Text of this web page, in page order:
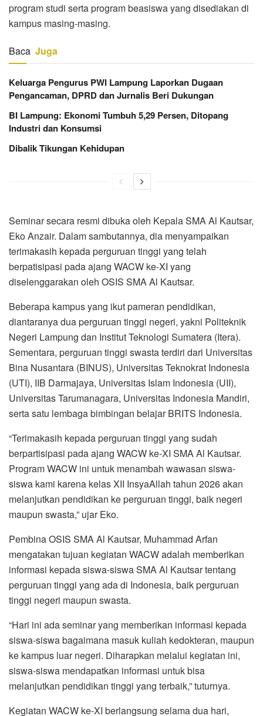
program studi serta program beasiswa yang disediakan di
kampus masing-masing.
Baca Juga
Keluarga Pengurus PWI Lampung Laporkan Dugaan
Pengancaman, DPRD dan Jurnalis Beri Dukungan
BI Lampung: Ekonomi Tumbuh 5,29 Persen, Ditopang
Industri dan Konsumsi
Dibalik Tikungan Kehidupan
Seminar secara resmi dibuka oleh Kepala SMA Al Kautsar,
Eko Anzair. Dalam sambutannya, dia menyampaikan
terimakasih kepada perguruan tinggi yang telah
berpatisipasi pada ajang WACW ke-XI yang
diselenggarakan oleh OSIS SMA Al Kautsar.
Beberapa kampus yang ikut pameran pendidikan,
diantaranya dua perguruan tinggi negeri, yakni Politeknik
Negeri Lampung dan Institut Teknologi Sumatera (Itera).
Sementara, perguruan tinggi swasta terdiri dari Universitas
Bina Nusantara (BINUS), Universitas Teknokrat Indonesia
(UTI), IIB Darmajaya, Universitas Islam Indonesia (UII),
Universitas Tarumanagara, Universitas Indonesia Mandiri,
serta satu lembaga bimbingan belajar BRITS Indonesia.
“Terimakasih kepada perguruan tinggi yang sudah
berpartisipasi pada ajang WACW ke-XI SMA Al Kautsar.
Program WACW ini untuk menambah wawasan siswa-
siswa kami karena kelas XII InsyaAllah tahun 2026 akan
melanjutkan pendidikan ke perguruan tinggi, baik negeri
maupun swasta,” ujar Eko.
Pembina OSIS SMA Al Kautsar, Muhammad Arfan
mengatakan tujuan kegiatan WACW adalah memberikan
informasi kepada siswa-siswa SMA Al Kautsar tentang
perguruan tinggi yang ada di Indonesia, baik perguruan
tinggi negeri maupun swasta.
“Hari ini ada seminar yang memberikan informasi kepada
siswa-siswa bagaimana masuk kuliah kedokteran, maupun
ke kampus luar negeri. Diharapkan melalui kegiatan ini,
siswa-siswa mendapatkan informasi untuk bisa
melanjutkan pendidikan tinggi yang terbaik,” tuturnya.
Kegiatan WACW ke-XI berlangsung selama dua hari,